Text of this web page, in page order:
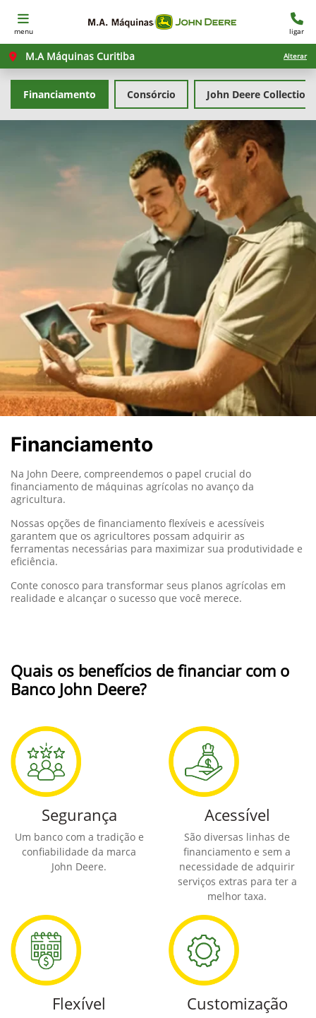
menu ligar
M.A Máquinas Curitiba Alterar
Consórcio
Financiamento John Deere Collection
Financiamento
Na John Deere, compreendemos o papel crucial do
financiamento de máquinas agrícolas no avanço da
agricultura.
Nossas opções de financiamento flexíveis e acessíveis
garantem que os agricultores possam adquirir as
ferramentas necessárias para maximizar sua produtividade e
eficiência.
Conte conosco para transformar seus planos agrícolas em
realidade e alcançar o sucesso que você merece.
Quais os benefícios de financiar com o
Banco John Deere?
Segurança
Um banco com a tradição e
confiabilidade da marca
John Deere.
Acessível
São diversas linhas de
financiamento e sem a
necessidade de adquirir
serviços extras para ter a
melhor taxa.
Flexível Customização